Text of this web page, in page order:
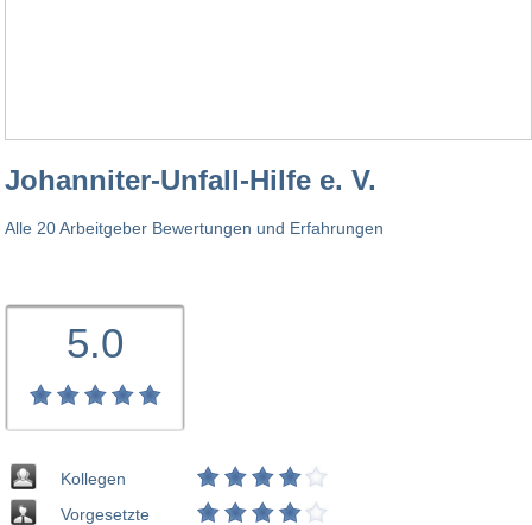
Johanniter-Unfall-Hilfe e. V.
Alle 20 Arbeitgeber Bewertungen und Erfahrungen
5.0
Kollegen
Vorgesetzte